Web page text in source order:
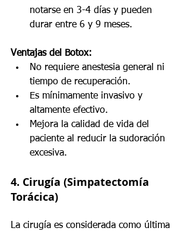
notarse en 3-4 días y pueden
durar entre 6 y 9 meses.
Ventajas del Botox:
No requiere anestesia general ni
tiempo de recuperación.
Es mínimamente invasivo y
altamente efectivo.
Mejora la calidad de vida del
paciente al reducir la sudoración
excesiva.
4. Cirugía (Simpatectomía
Torácica)
La cirugía es considerada como última